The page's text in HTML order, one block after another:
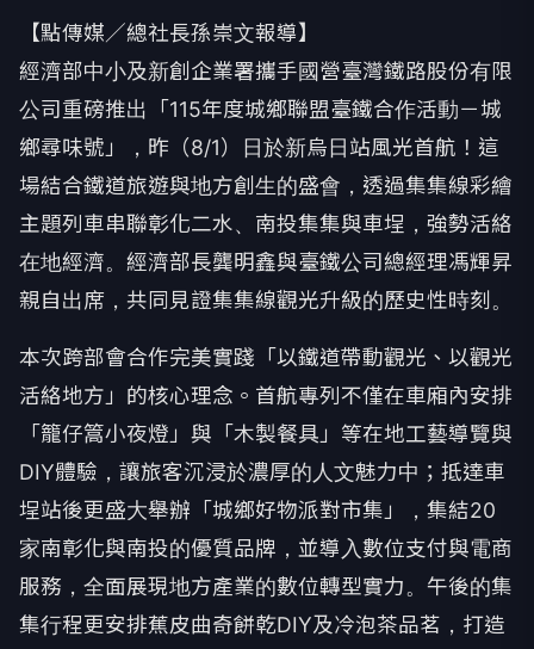
【點傳媒／總社長孫崇文報導】
經濟部中小及新創企業署攜手國營臺灣鐵路股份有限
公司重磅推出「115年度城鄉聯盟臺鐵合作活動－城
鄉尋味號」，昨（8/1）日於新烏日站風光首航！這
場結合鐵道旅遊與地方創生的盛會，透過集集線彩繪
主題列車串聯彰化二水、南投集集與車埕，強勢活絡
在地經濟。經濟部長龔明鑫與臺鐵公司總經理馮輝昇
親自出席，共同見證集集線觀光升級的歷史性時刻。
本次跨部會合作完美實踐「以鐵道帶動觀光、以觀光
活絡地方」的核心理念。首航專列不僅在車廂內安排
「籠仔篙小夜燈」與「木製餐具」等在地工藝導覽與
DIY體驗，讓旅客沉浸於濃厚的人文魅力中；抵達車
埕站後更盛大舉辦「城鄉好物派對市集」，集結20
家南彰化與南投的優質品牌，並導入數位支付與電商
服務，全面展現地方產業的數位轉型實力。午後的集
集行程更安排蕉皮曲奇餅乾DIY及冷泡茶品茗，打造